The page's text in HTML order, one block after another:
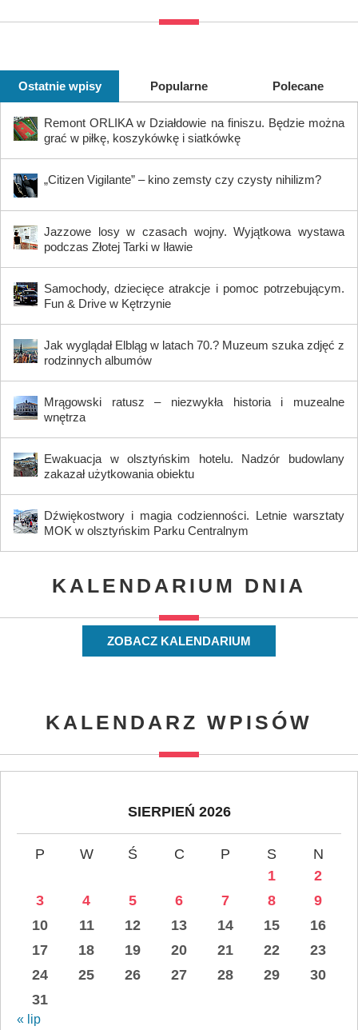
Ostatnie wpisy Popularne Polecane
Remont ORLIKA w Działdowie na finiszu. Będzie można
grać w piłkę, koszykówkę i siatkówkę
„Citizen Vigilante” – kino zemsty czy czysty nihilizm?
Jazzowe losy w czasach wojny. Wyjątkowa wystawa
podczas Złotej Tarki w Iławie
Samochody, dziecięce atrakcje i pomoc potrzebującym.
Fun & Drive w Kętrzynie
Jak wyglądał Elbląg w latach 70.? Muzeum szuka zdjęć z
rodzinnych albumów
Mrągowski ratusz – niezwykła historia i muzealne
wnętrza
Ewakuacja w olsztyńskim hotelu. Nadzór budowlany
zakazał użytkowania obiektu
Dźwiękostwory i magia codzienności. Letnie warsztaty
MOK w olsztyńskim Parku Centralnym
KALENDARIUM DNIA
ZOBACZ KALENDARIUM
KALENDARZ WPISÓW
SIERPIEŃ 2026
P W Ś C P S
N
1
2
3
4 5 6 7 8
9
10
11 12 13 14 15
16
17
18 19 20 21 22
23
24
25 26 27 28 29
30
31
« lip